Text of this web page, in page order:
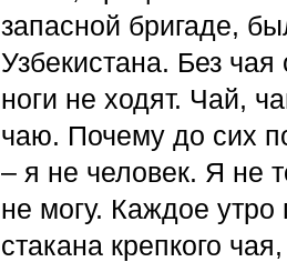
запасной бригаде,
Узбекистана. Без
ноги не ходят. Чай,
чаю. Почему до сих
– я не человек. Я не
не могу. Каждое
стакана крепкого